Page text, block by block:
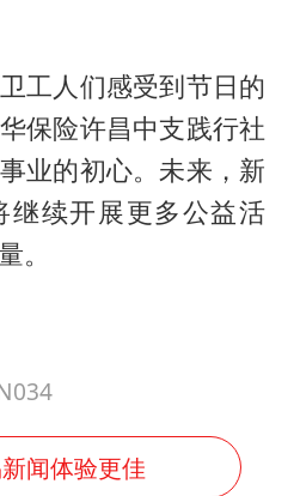
工人们感受到节日的
保险许昌中支践行社
业的初心。未来，新
继续开展更多公益活
。
闻体验更佳